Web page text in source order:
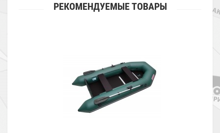
РЕКОМЕНДУЕМЫЕ ТОВАРЫ